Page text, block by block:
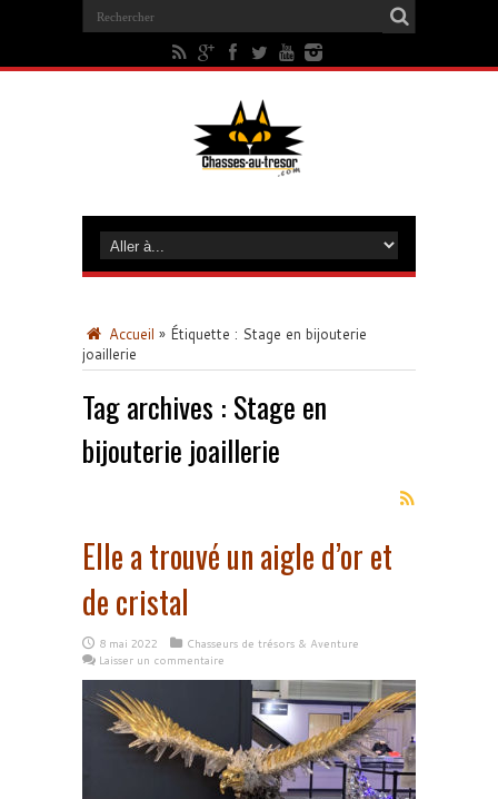
Accueil » Étiquette : Stage en bijouterie
joaillerie
Tag archives : Stage en
bijouterie joaillerie
Elle a trouvé un aigle d’or et
de cristal
8 mai 2022
Chasseurs de trésors & Aventure
Laisser un commentaire